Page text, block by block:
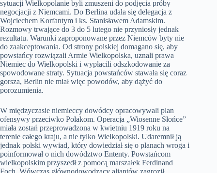
sytuacji Wielkopolanie byli zmuszeni do podjęcia próby
negocjacji z Niemcami. Do Berlina udała się delegacja z
Wojciechem Korfantym i ks. Stanisławem Adamskim.
Rozmowy trwające do 3 do 5 lutego nie przyniosły jednak
rezultatu. Warunki zaproponowane przez Niemców byty nie
do zaakceptowania. Od strony polskiej domagano się, aby
powstańcy rozwiązali Armie Wielkopolska, uznali prawa
Niemiec do Wielkopolski i wypłacili odszkodowanie za
spowodowane straty. Sytuacja powstańców stawała się coraz
gorsza, Berlin nie miał więc powodów, aby dążyć do
porozumienia.
W międzyczasie niemieccy dowódcy opracowywali plan
ofensywy przeciwko Polakom. Operacja „Wiosenne Słońce”
miała zostań przeprowadzona w kwietniu 1919 roku na
terenie całego kraju, a nie tylko Wielkopolski. Udaremnił ją
jednak polski wywiad, który dowiedział się o planach wroga i
poinformował o nich dowództwo Ententy. Powstańcom
wielkopolskim przyszedł z pomocą marszałek Ferdinand
Foch. Wówczas głównodowodzący aliantów zagroził